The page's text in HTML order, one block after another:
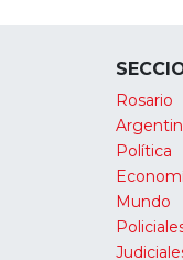
Rosario
Política
Mundo